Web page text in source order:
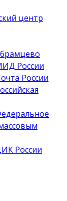
центр
России
России
России